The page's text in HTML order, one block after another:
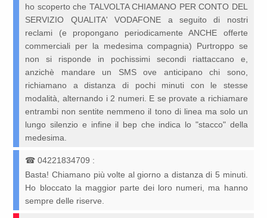
ho scoperto che TALVOLTA CHIAMANO PER CONTO DEL
SERVIZIO QUALITA' VODAFONE a seguito di nostri
reclami (e propongano periodicamente ANCHE offerte
commerciali per la medesima compagnia) Purtroppo se
non si risponde in pochissimi secondi riattaccano e,
anzichè mandare un SMS ove anticipano chi sono,
richiamano a distanza di pochi minuti con le stesse
modalità, alternando i 2 numeri. E se provate a richiamare
entrambi non sentite nemmeno il tono di linea ma solo un
lungo silenzio e infine il bep che indica lo "stacco" della
medesima.
☎04221834709 :
Basta! Chiamano più volte al giorno a distanza di 5 minuti.
Ho bloccato la maggior parte dei loro numeri, ma hanno
sempre delle riserve.